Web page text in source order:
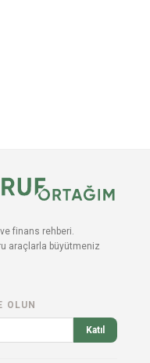
finans rehberi.
araçlarla büyütmeniz
OLUN
Katıl